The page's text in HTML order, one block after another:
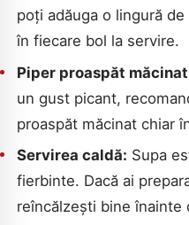
poți adăuga o lingură
în fiecare bol la servire.
Piper proaspăt
un gust picant,
proaspăt măcinat chiar
Servirea caldă: Supa
fierbinte. Dacă ai
reîncălzești bine înainte